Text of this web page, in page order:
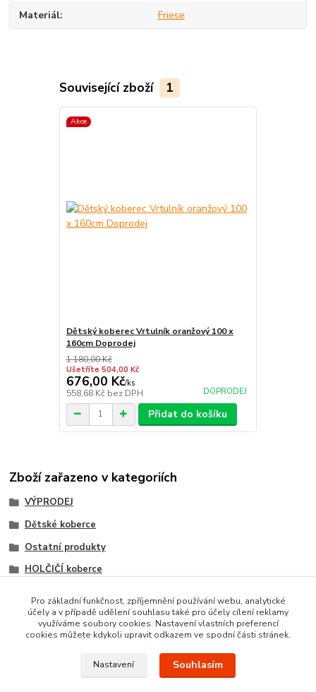
Materiál Friese
Související zboží 1
Akce
Dětský koberec Vrtulník oranžový 100 x
160cm Doprodej
1 180,00 Kč
Ušetříte 504,00 Kč
676,00 Kč/ks
558,68 Kč bez DPH DOPRODEJ
Přidat do košíku
Zboží zařazeno v kategoriích
VÝPRODEJ
Dětské koberce
Ostatní produkty
HOLČIČÍ koberce
Totální Výprodej
Pro základní funkčnost, zpříjemnění používání webu, analytické
účely a v případě udělení souhlasu také pro účely cílení reklamy
využíváme soubory cookies. Nastavení vlastních preferencí
cookies můžete kdykoli upravit odkazem ve spodní části stránek.
Nastavení Souhlasím